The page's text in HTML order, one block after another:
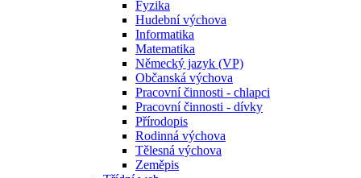
Fyzika
Hudební výchova
Informatika
Matematika
Německý jazyk (VP)
Občanská výchova
Pracovní činnosti - chlapci
Pracovní činnosti - dívky
Přírodopis
Rodinná výchova
Tělesná výchova
Zeměpis